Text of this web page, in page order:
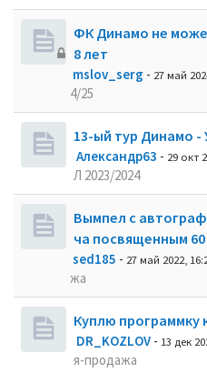
ФК Динамо не
8 лет
mslov_serg - 27 май
4/25
13-ый тур Динамо -
Александр63 - 29 окт
Л 2023/2024
Вымпел с
ча посвященным 60
sed185 - 27 май 2022,
жа
Куплю программку
DR_KOZLOV - 13 дек
я-продажа